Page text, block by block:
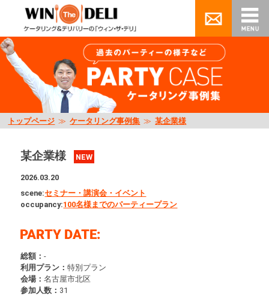
トップページ ≫ケータリング事例集 ≫某企業様
某企業様 NEW
2026.03.20
scene:セミナー・講演会・イベント
occupancy:100名様までのパーティープラン
総額：-
利用プラン：特別プラン
会場：名古屋市北区
参加人数： 31